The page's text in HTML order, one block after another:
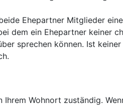
Ehepartner Mitglieder
dem ein Ehepartner keiner
sprechen können. Ist
Wohnort zuständig.